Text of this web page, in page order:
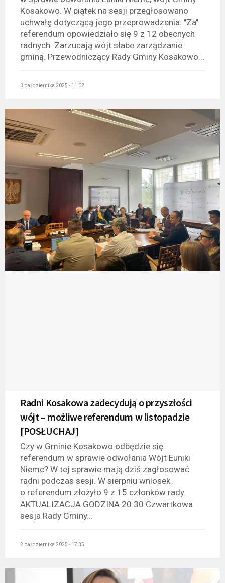
Kosakowo. W piątek na sesji przegłosowano
uchwałę dotyczącą jego przeprowadzenia. "Za"
referendum opowiedziało się 9 z 12 obecnych
radnych. Zarzucają wójt słabe zarządzanie
gminą. Przewodniczący Rady Gminy Kosakowo...
3 października 2025 - 11:02
Radni Kosakowa zadecydują o przyszłości
wójt – możliwe referendum w listopadzie
[POSŁUCHAJ]
Czy w Gminie Kosakowo odbędzie się
referendum w sprawie odwołania Wójt Euniki
Niemc? W tej sprawie mają dziś zagłosować
radni podczas sesji. W sierpniu wniosek
o referendum złożyło 9 z 15 członków rady.
AKTUALIZACJA GODZINA 20:30 Czwartkowa
sesja Rady Gminy...
2 października 2025 - 17:35